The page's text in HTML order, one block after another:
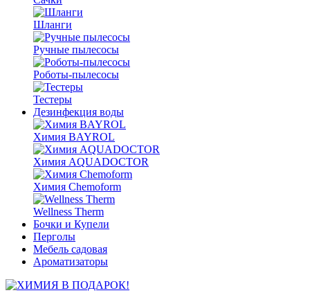
Шланги
Ручные пылесосы
Роботы-пылесосы
Тестеры
Дезинфекция воды
Химия BAYROL
Химия AQUADOCTOR
Химия Chemoform
Wellness Therm
Бочки и Купели
Перголы
Мебель садовая
Ароматизаторы